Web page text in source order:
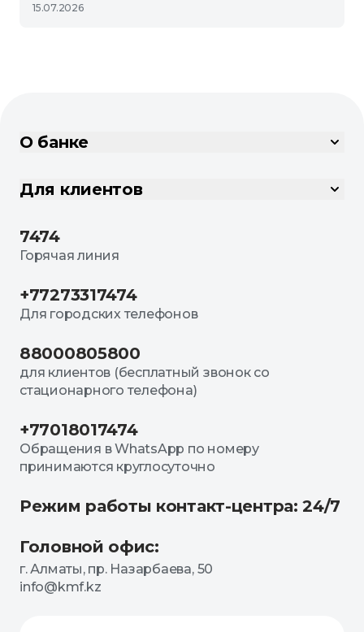
15.07.2026
О банке
Для клиентов
7474
Горячая линия
+77273317474
Для городских телефонов
88000805800
для клиентов (бесплатный звонок со
стационарного телефона)
+77018017474
Обращения в WhatsApp по номеру
принимаются круглосуточно
Режим работы контакт-центра: 24/7
Головной офис:
г. Алматы, пр. Назарбаева, 50
info@kmf.kz